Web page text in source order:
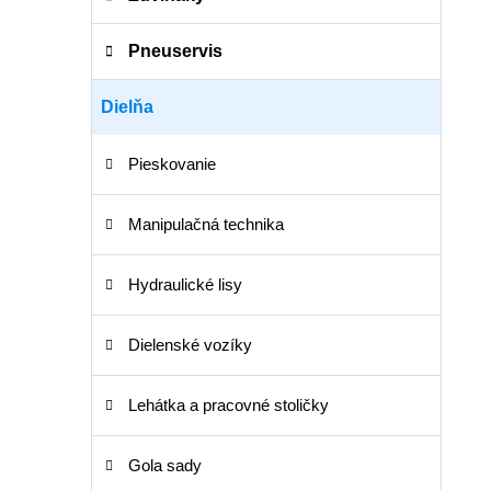
n
Pneuservis
Dielňa
Pieskovanie
Manipulačná technika
Hydraulické lisy
Dielenské vozíky
Lehátka a pracovné stoličky
Gola sady